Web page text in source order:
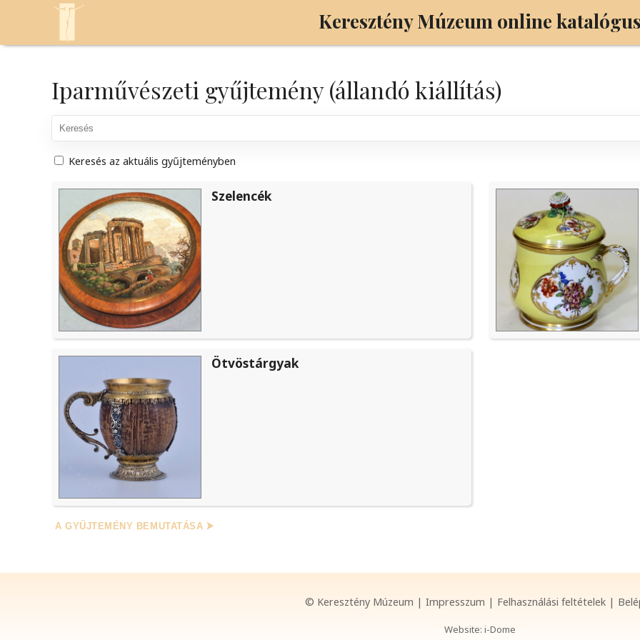
Keresztény Múzeum online
Iparművészeti gyűjtemény (állandó kiállítás)
Keresés az aktuális gyűjteményben
Szelencék
Ötvöstárgyak
A GYŰJTEMÉNY BEMUTATÁSA ⮞
© Keresztény Múzeum | Impresszum | Felhasználási feltételek|
Website: i-Dome